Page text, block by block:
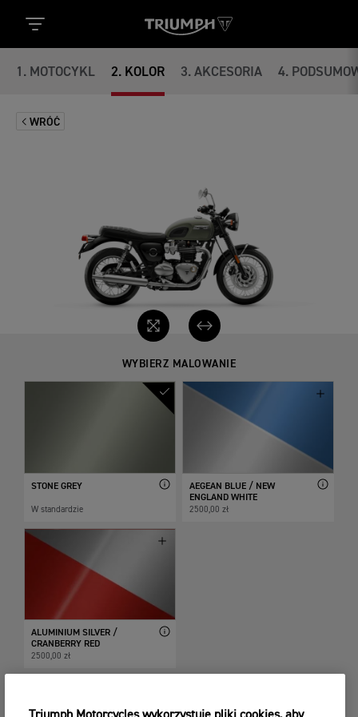
1 . MOTOCYKL 2. KOLOR 3. AKCESORIA 4.
WRÓĆ
WYBIERZ MALOWANIE
STONE GREY
W standardzie
AEGEAN BLUE / NEW
ENGLAND WHITE
2500,00 zł
ALUMINIUM SILVER /
CRANBERRY RED
2500,00 zł